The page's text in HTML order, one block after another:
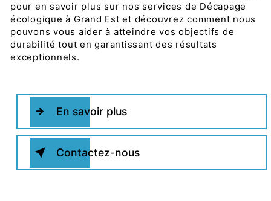
pour en savoir plus sur nos services de Décapage
écologique à Grand Est et découvrez comment nous
pouvons vous aider à atteindre vos objectifs de
durabilité tout en garantissant des résultats
exceptionnels.
En savoir plus
Contactez-nous